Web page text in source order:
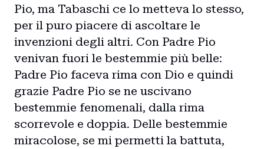
Pio, ma Tabaschi ce lo metteva lo stesso,
per il puro piacere di ascoltare le
invenzioni degli altri. Con Padre Pio
venivan fuori le bestemmie più belle:
Padre Pio faceva rima con Dio e quindi
grazie Padre Pio se ne uscivano
bestemmie fenomenali, dalla rima
scorrevole e doppia. Delle bestemmie
miracolose, se mi permetti la battuta,